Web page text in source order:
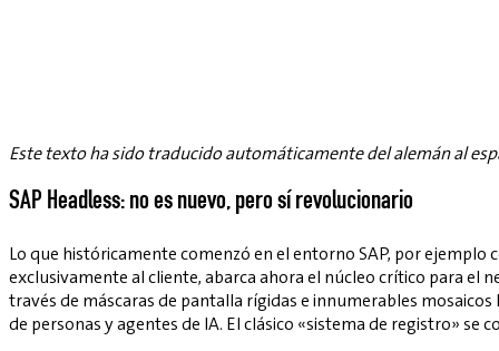
Este texto ha sido traducido automáticamente del alemán al
SAP Headless: no es nuevo, pero sí revolucionario
Lo que históricamente comenzó en el entorno SAP, por
exclusivamente al cliente, abarca ahora el núcleo crítico para el
través de máscaras de pantalla rígidas e innumerables
de personas y agentes de IA. El clásico «sistema de registro»